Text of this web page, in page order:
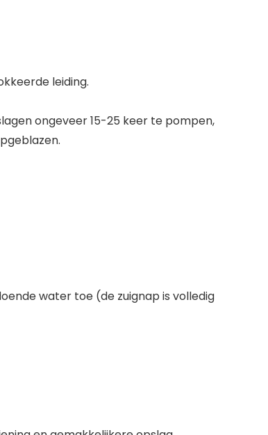
leiding.
ongeveer 15-25 keer te pompen,
water toe (de zuignap is volledig